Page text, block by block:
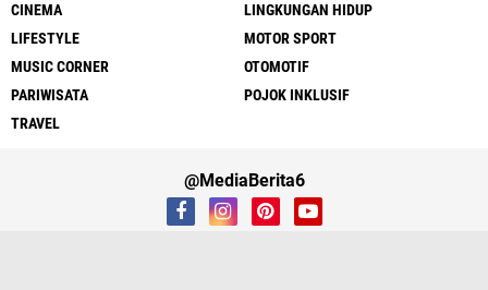
CINEMA
LINGKUNGAN HIDUP
LIFESTYLE
MOTOR SPORT
MUSIC CORNER
OTOMOTIF
PARIWISATA
POJOK INKLUSIF
TRAVEL
@MediaBerita6